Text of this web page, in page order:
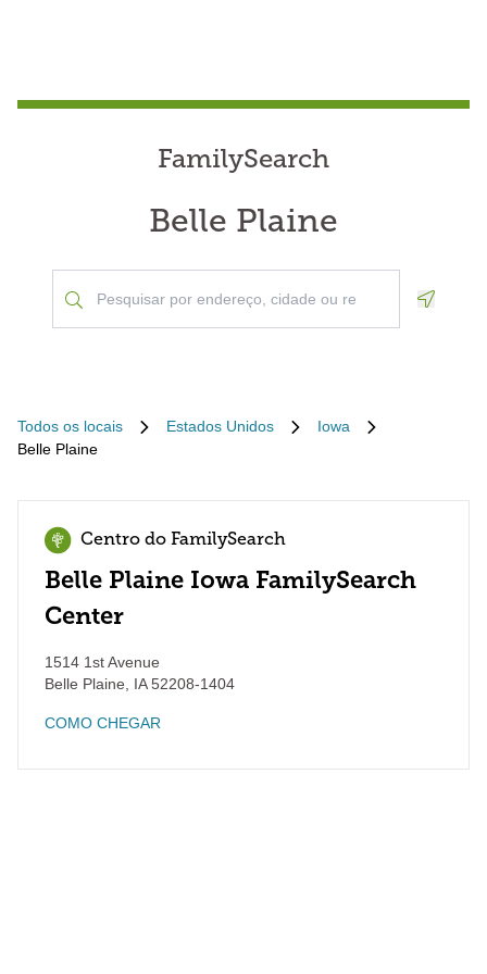
FamilySearch
Belle Plaine
Todos os locais Estados Unidos
Iowa
Belle Plaine
Centro do FamilySearch
Belle Plaine Iowa FamilySearch
Center
1514 1st Avenue
Belle Plaine
IA52208-1404
COMO CHEGAR